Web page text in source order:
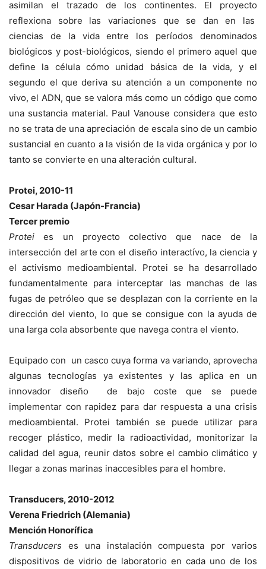
asimilan el trazado de los continentes. El proyecto
reflexiona sobre las variaciones que se dan en las
ciencias de la vida entre los períodos denominados
biológicos y post-biológicos, siendo el primero aquel que
define la célula cómo unidad básica de la vida, y el
segundo el que deriva su atención a un componente no
vivo, el ADN, que se valora más como un código que como
una sustancia material. Paul Vanouse considera que esto
no se trata de una apreciación de escala sino de un cambio
sustancial en cuanto a la visión de la vida orgánica y por lo
tanto se convierte en una alteración cultural.
Protei, 2010-11
Cesar Harada (Japón-Francia)
Tercer premio
Proteies un proyecto colectivo que nace de la
intersección del arte con el diseño interactívo, la ciencia y
el activismo medioambiental. Protei se ha desarrollado
fundamentalmente para interceptar las manchas de las
fugas de petróleo que se desplazan con la corriente en la
dirección del viento, lo que se consigue con la ayuda de
una larga cola absorbente que navega contra el viento.
Equipado con un casco cuya forma va variando, aprovecha
algunas tecnologías ya existentes y las aplica en un
innovador diseño de bajo coste que se puede
implementar con rapidez para dar respuesta a una crisis
medioambiental. Protei también se puede utilizar para
recoger plástico, medir la radioactividad, monitorizar la
calidad del agua, reunir datos sobre el cambio climático y
llegar a zonas marinas inaccesibles para el hombre.
Transducers, 2010-2012
Verena Friedrich (Alemania)
Mención Honorífica
Transducers es una instalación compuesta por varios
dispositivos de vidrio de laboratorio en cada uno de los